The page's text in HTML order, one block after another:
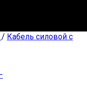
/ Кабель силовой с